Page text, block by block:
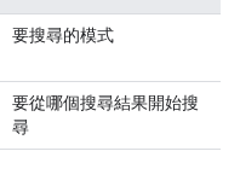
要搜尋的模式
要從哪個搜尋結果開始搜
尋